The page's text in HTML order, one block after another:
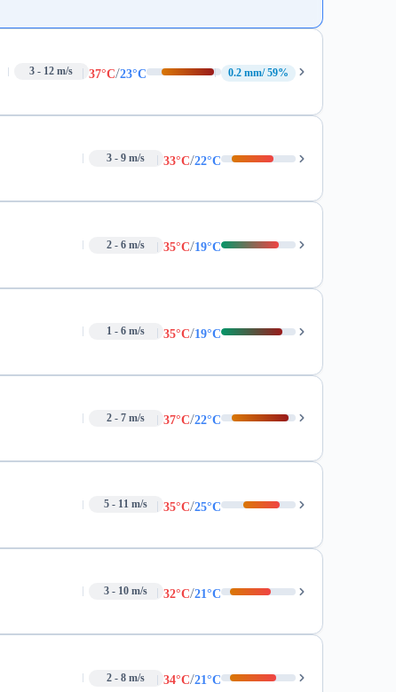
3 - 12 m/s 37°C/23°C 0.2 mm 59%
3 - 9 m/s 33°C/22°C
2 - 6 m/s 35°C/19°C
1 - 6 m/s 35°C/19°C
2 - 7 m/s 37°C/22°C
5 - 11 m/s 35°C/25°C
3 - 10 m/s 32°C/21°C
2 - 8 m/s 34°C/21°C